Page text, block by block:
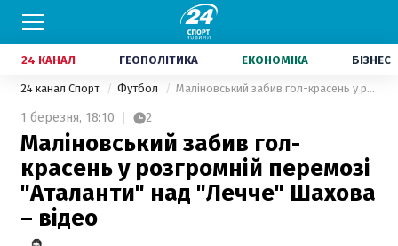
24 КАНАЛ ГЕОПОЛІТИКА ЕКОНОМІКА БІЗНЕС
24 канал Спорт Футбол Маліновський забив гол-красень у розгромній перемозі "Аталанти" над "Лечче" Шахова – відео
1 березня, 18:10 2
Маліновський забив гол-
красень у розгромній перемозі
"Аталанти" над "Лечче" Шахова
– відео